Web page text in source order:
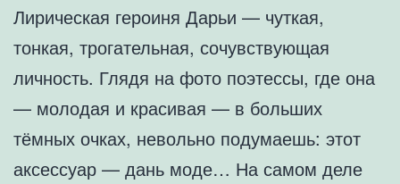
Лирическая героиня Дарьи — чуткая,
тонкая, трогательная, сочувствующая
личность. Глядя на фото поэтессы, где она
— молодая и красивая — в больших
тёмных очках, невольно подумаешь: этот
аксессуар — дань моде… На самом деле